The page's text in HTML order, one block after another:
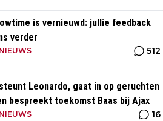
is vernieuwd: jullie feedback
verder
512
Leonardo, gaat in op geruchten
bespreekt toekomst Baas bij Ajax
16